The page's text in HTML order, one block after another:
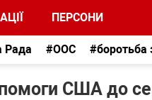
ПЕРСОНИ
Рада #ООС #боротьба
США до